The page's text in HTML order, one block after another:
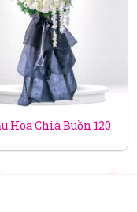
Hoa Chia Buồn 120